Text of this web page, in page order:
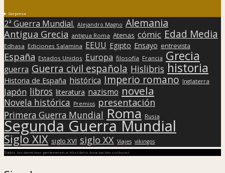
Sorpresa
2ª Guerra Mundial. Alejandro Magno Alemania
Antigua Grecia antigua Roma Atenas cómic Edad Media
Edhasa Ediciones Salamina EEUU Egipto Ensayo entrevista
España Estados Unidos Europa filosofía Francia Grecia
guerra Guerra civil española Hislibris historia
Historia de España histórica Imperio romano Inglaterra
Japón libros literatura nazismo novela
Novela histórica Premios presentación
Primera Guerra Mundial Roma Rusia
Segunda Guerra Mundial
Siglo XIX siglo XVI siglo XX Viajes vikingos
Todos los derechos pertenecen a Hislibris Asociación cultural